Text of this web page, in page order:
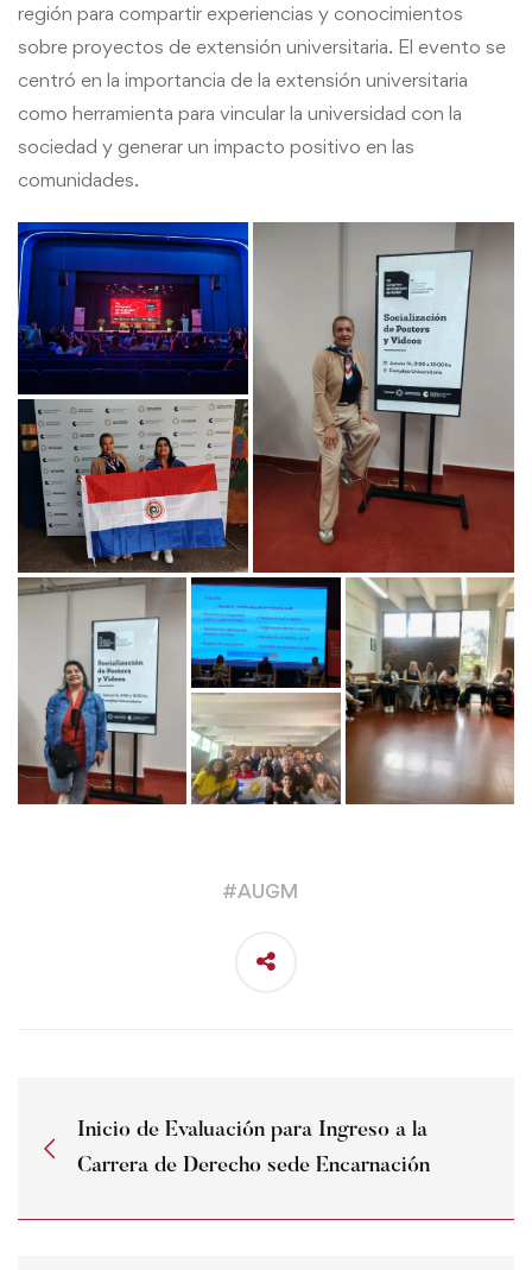
región para compartir experiencias y conocimientos
sobre proyectos de extensión universitaria. El evento se
centró en la importancia de la extensión universitaria
como herramienta para vincular la universidad con la
sociedad y generar un impacto positivo en las
comunidades.
#AUGM
Inicio de Evaluación para Ingreso a la
Carrera de Derecho sede Encarnación